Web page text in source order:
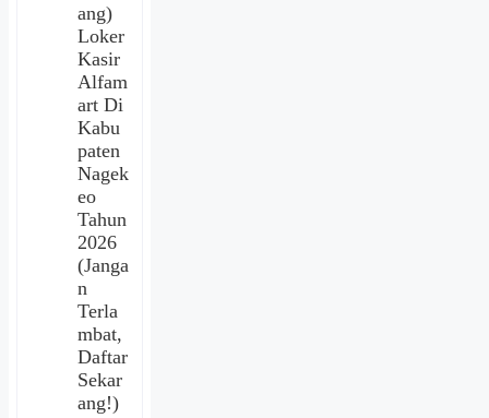
ang)
Loker
Kasir
Alfam
art Di
Kabu
paten
Nagek
eo
Tahun
2026
(Janga
n
Terla
mbat,
Daftar
Sekar
ang!)